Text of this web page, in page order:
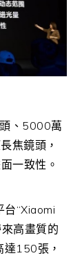
、5000萬
焦鏡頭，
一致性。
“Xiaomi
高畫質的
150張，